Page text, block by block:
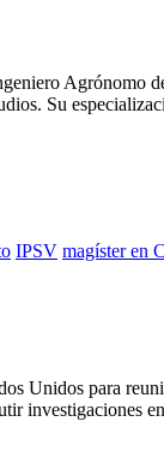
Agrónomo
Su
IPSV magíster en
Unidos para
investigaciones